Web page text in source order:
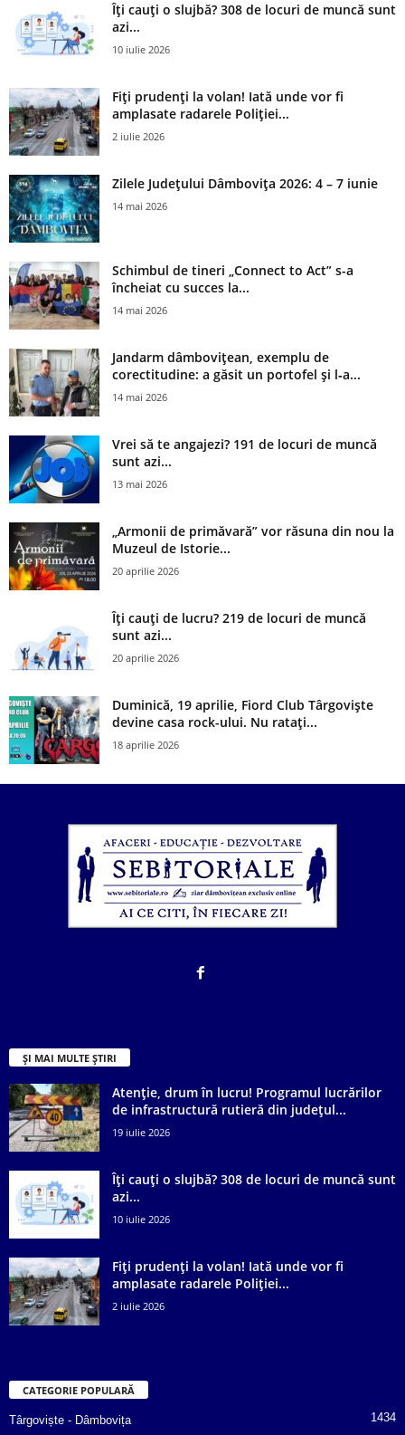
Îți cauți o slujbă? 308 de locuri de muncă sunt
azi...
10 iulie 2026
Fiți prudenți la volan! Iată unde vor fi
amplasate radarele Poliției...
2 iulie 2026
Zilele Județului Dâmbovița 2026: 4 – 7 iunie
14 mai 2026
Schimbul de tineri „Connect to Act” s-a
încheiat cu succes la...
14 mai 2026
Jandarm dâmbovițean, exemplu de
corectitudine: a găsit un portofel și l‑a...
14 mai 2026
Vrei să te angajezi? 191 de locuri de muncă
sunt azi...
13 mai 2026
„Armonii de primăvară” vor răsuna din nou la
Muzeul de Istorie...
20 aprilie 2026
Îți cauți de lucru? 219 de locuri de muncă
sunt azi...
20 aprilie 2026
Duminică, 19 aprilie, Fiord Club Târgoviște
devine casa rock-ului. Nu ratați...
18 aprilie 2026
ȘI MAI MULTE ȘTIRI
Atenție, drum în lucru! Programul lucrărilor
de infrastructură rutieră din județul...
19 iulie 2026
Îți cauți o slujbă? 308 de locuri de muncă sunt
azi...
10 iulie 2026
Fiți prudenți la volan! Iată unde vor fi
amplasate radarele Poliției...
2 iulie 2026
CATEGORIE POPULARĂ
Târgoviște - Dâmbovița 1434